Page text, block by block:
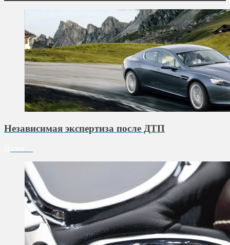
Независимая экспертиза после ДТП